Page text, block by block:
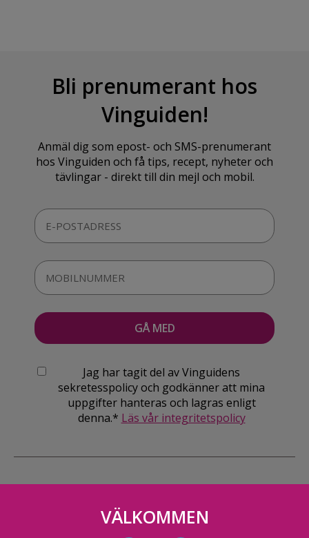
Bli prenumerant hos
Vinguiden!
Anmäl dig som epost- och SMS-prenumerant
hos Vinguiden och få tips, recept, nyheter och
tävlingar - direkt till din mejl och mobil.
Jag har tagit del av Vinguidens
sekretesspolicy och godkänner att mina
uppgifter hanteras och lagras enligt
denna.* Läs vår integritetspolicy
VÄLKOMMEN